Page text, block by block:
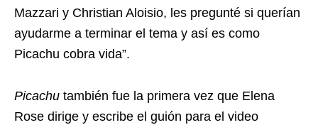
Mazzari y Christian Aloisio, les pregunté si querían
ayudarme a terminar el tema y así es como
Picachu cobra vida”.
Picachu también fue la primera vez que Elena
Rose dirige y escribe el guión para el video